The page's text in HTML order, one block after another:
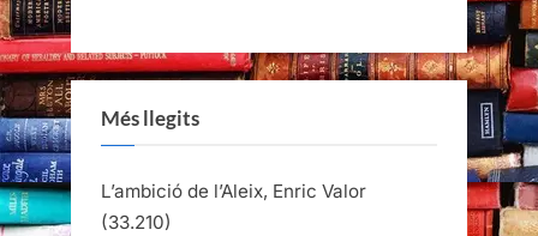
Més llegits
L’ambició de l’Aleix, Enric Valor
(33.210)